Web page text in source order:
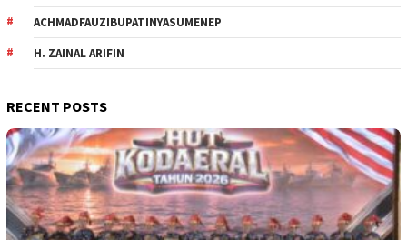
ACHMADFAUZIBUPATINYASUMENEP
H. ZAINAL ARIFIN
RECENT POSTS